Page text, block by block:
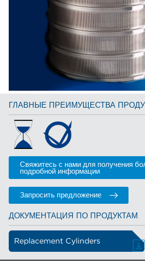
ГЛАВНЫЕ ПРЕИМУЩЕСТВА
Свяжитесь с нами для получения
подробной информации
Запросить предложение
ДОКУМЕНТАЦИЯ ПО ПРОДУКТАМ
Replacement Cylinders